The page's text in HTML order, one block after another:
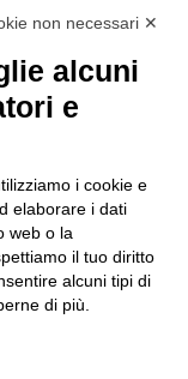
non necessari ✕
alcuni
e
i cookie e
elaborare i dati
web o la
il tuo diritto
alcuni tipi di
di più.